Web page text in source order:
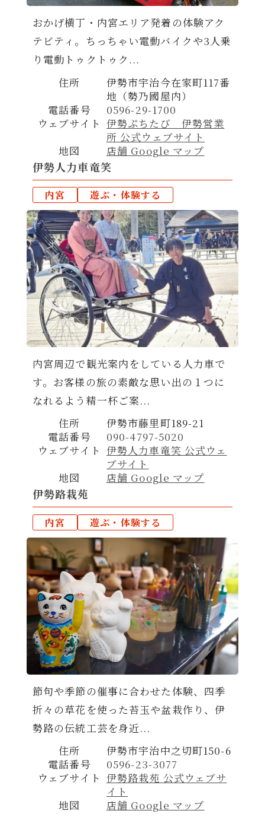
おかげ横丁・内宮エリア発着の体験アク
テビティ。ちっちゃい電動バイクや3人乗
り電動トゥクトゥク...
住所
伊勢市宇治今在家町117番
地（勢乃國屋内）
電話番号
0596-29-1700
ウェブサイト 伊勢ぷちたび 伊勢営業
所 公式ウェブサイト
地図
店舗 Google マップ
伊勢人力車竜笑
内宮 遊ぶ・体験する
内宮周辺で観光案内をしている人力車で
す。お客様の旅の素敵な思い出の１つに
なれるよう精一杯ご案...
住所
伊勢市藤里町189-21
電話番号
090-4797-5020
ウェブサイト 伊勢人力車竜笑 公式ウェ
ブサイト
地図
店舗 Google マップ
伊勢路栽苑
内宮 遊ぶ・体験する
節句や季節の催事に合わせた体験、四季
折々の草花を使った苔玉や盆栽作り、伊
勢路の伝統工芸を身近...
住所
伊勢市宇治中之切町150-6
電話番号
0596-23-3077
ウェブサイト 伊勢路栽苑 公式ウェブサ
イト
地図
店舗 Google マップ